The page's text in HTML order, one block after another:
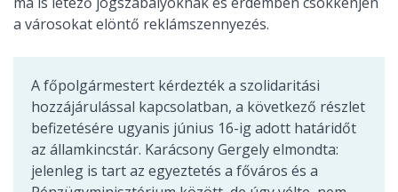
a városokat elöntő reklámszennyezés.
A főpolgármestert kérdezték a szolidaritási
hozzájárulással kapcsolatban, a következő részlet
befizetésére ugyanis június 16-ig adott határidőt
az államkincstár. Karácsony Gergely elmondta:
jelenleg is tart az egyeztetés a főváros és a